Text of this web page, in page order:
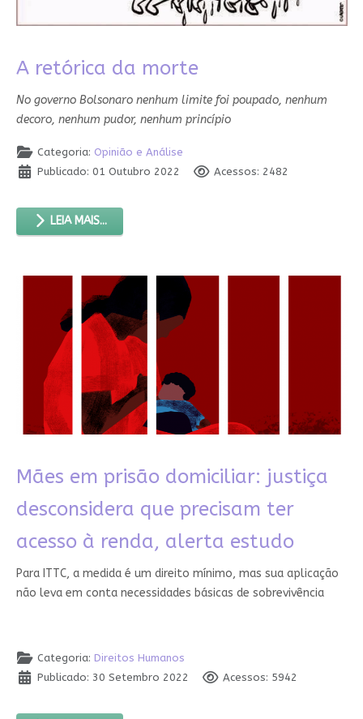
A retórica da morte
No governo Bolsonaro nenhum limite foi poupado, nenhum
decoro, nenhum pudor, nenhum princípio
Categoria: Opinião e Análise
Publicado: 01 Outubro 2022
Acessos: 2482
LEIA MAIS...
Mães em prisão domiciliar: justiça
desconsidera que precisam ter
acesso à renda, alerta estudo
Para ITTC, a medida é um direito mínimo, mas sua aplicação
não leva em conta necessidades básicas de sobrevivência
Categoria: Direitos Humanos
Publicado: 30 Setembro 2022
Acessos: 5942